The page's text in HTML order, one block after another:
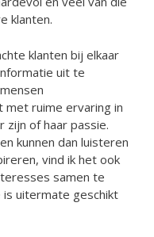
klanten.
klanten bij elkaar
uit te
met ruime ervaring in
of haar passie.
kunnen dan luisteren
vind ik het ook
samen te
uitermate geschikt